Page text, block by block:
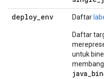
deploy_env Daftar
Daftar
untuk
java_